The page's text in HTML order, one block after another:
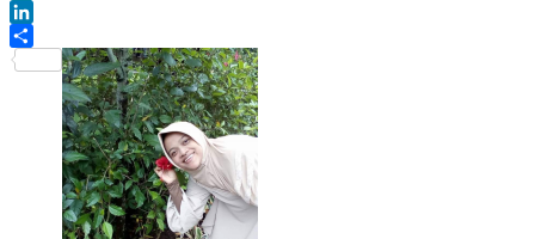
Evernote
LinkedIn
Share